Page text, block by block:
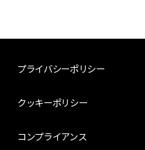
プライバシーポリシー
クッキーポリシー
コンプライアンス